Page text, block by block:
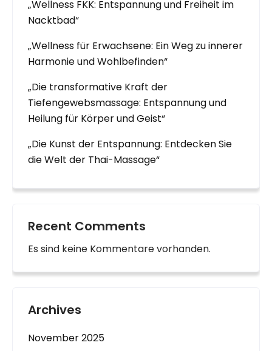
„Wellness FKK: Entspannung und Freiheit im
Nacktbad“
„Wellness für Erwachsene: Ein Weg zu innerer
Harmonie und Wohlbefinden“
„Die transformative Kraft der
Tiefengewebsmassage: Entspannung und
Heilung für Körper und Geist“
„Die Kunst der Entspannung: Entdecken Sie
die Welt der Thai-Massage“
Recent Comments
Es sind keine Kommentare vorhanden.
Archives
November 2025